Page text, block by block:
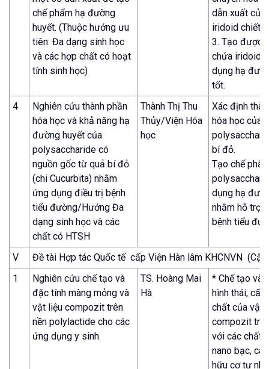
chế phẩm hạ đường
huyết. (Thuộc hướng ưu
tiên: Đa dạng sinh học
và các hợp chất có hoạt
tính sinh học)
dẫn xuất của
iridoid chiết
3. Tạo được
chứa iridoid
dụng hạ
tốt.
4
Nghiên cứu thành phần
hóa học và khả năng hạ
đường huyết của
polysaccharide có
nguồn gốc từ quả bí đỏ
(chi Cucurbita) nhằm
ứng dụng điều trị bệnh
tiểu đường/Hướng Đa
dạng sinh học và các
chất có HTSH
Thành Thị Thu
Thủy/Viện Hóa
học
Xác định
hóa học của
bí đỏ.
Tạo chế
dụng hạ
nhằm hỗ trợ
bệnh tiểu
V
Đề tài Hợp tác Quốc tế cấp Viện Hàn lâm KHCNVN
1
Nghiên cứu chế tạo và
đặc tính màng mỏng và
vật liệu compozit trên
nền polylactide cho các
ứng dụng y sinh.
TS. Hoàng Mai
Hà
* Chế tạo và
hình thái, cấu
chất của vật
compozit
với các chất
nano bạc,
hữu cơ tự